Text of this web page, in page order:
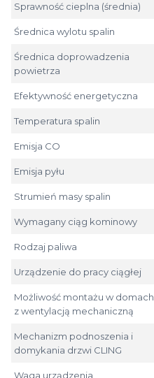
Sprawność cieplna (średnia)
Średnica wylotu spalin
Średnica doprowadzenia
powietrza
Efektywność energetyczna
Temperatura spalin
Emisja CO
Emisja pyłu
Strumień masy spalin
Wymagany ciąg kominowy
Rodzaj paliwa
Urządzenie do pracy ciągłej
Możliwość montażu w domach
z wentylacją mechaniczną
Mechanizm podnoszenia i
domykania drzwi CLING
Waga urządzenia